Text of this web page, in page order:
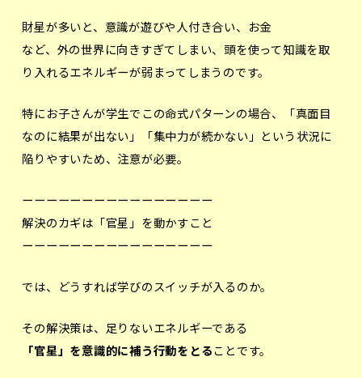
財星が多いと、意識が遊びや人付き合い、お金
など、外の世界に向きすぎてしまい、頭を使って知識を取
り入れるエネルギーが弱まってしまうのです。
特にお子さんが学生でこの命式パターンの場合、「真面目
なのに結果が出ない」「集中力が続かない」という状況に
陥りやすいため、注意が必要。
ーーーーーーーーーーーーーーーー
解決のカギは「官星」を動かすこと
ーーーーーーーーーーーーーーーー
では、どうすれば学びのスイッチが入るのか。
その解決策は、足りないエネルギーである
「官星」を意識的に補う行動をとることです。